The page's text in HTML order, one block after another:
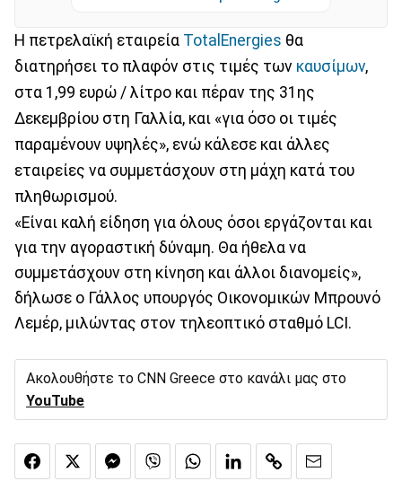
Η πετρελαϊκή εταιρεία TotalEnergies θα
διατηρήσει το πλαφόν στις τιμές των καυσίμων,
στα 1,99 ευρώ / λίτρο και πέραν της 31ης
Δεκεμβρίου στη Γαλλία, και «για όσο οι τιμές
παραμένουν υψηλές», ενώ κάλεσε και άλλες
εταιρείες να συμμετάσχουν στη μάχη κατά του
πληθωρισμού.
«Είναι καλή είδηση για όλους όσοι εργάζονται και
για την αγοραστική δύναμη. Θα ήθελα να
συμμετάσχουν στη κίνηση και άλλοι διανομείς»,
δήλωσε ο Γάλλος υπουργός Οικονομικών Μπρουνό
Λεμέρ, μιλώντας στον τηλεοπτικό σταθμό LCI.
Ακολουθήστε το CNN Greece στο κανάλι μας στο
YouTube